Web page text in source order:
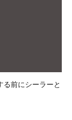
る前にシーラーと